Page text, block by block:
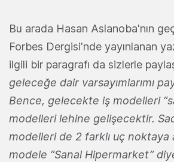
Bu arada Hasan Aslanoba'nın
Forbes Dergisi'nde yayınlanan
ilgili bir paragrafı da sizlerle
geleceğe dair varsayımlarımı
Bence, gelecekte iş modelleri
modelleri lehine gelişecektir.
modelleri de 2 farklı uç noktaya
modele “Sanal Hipermarket”